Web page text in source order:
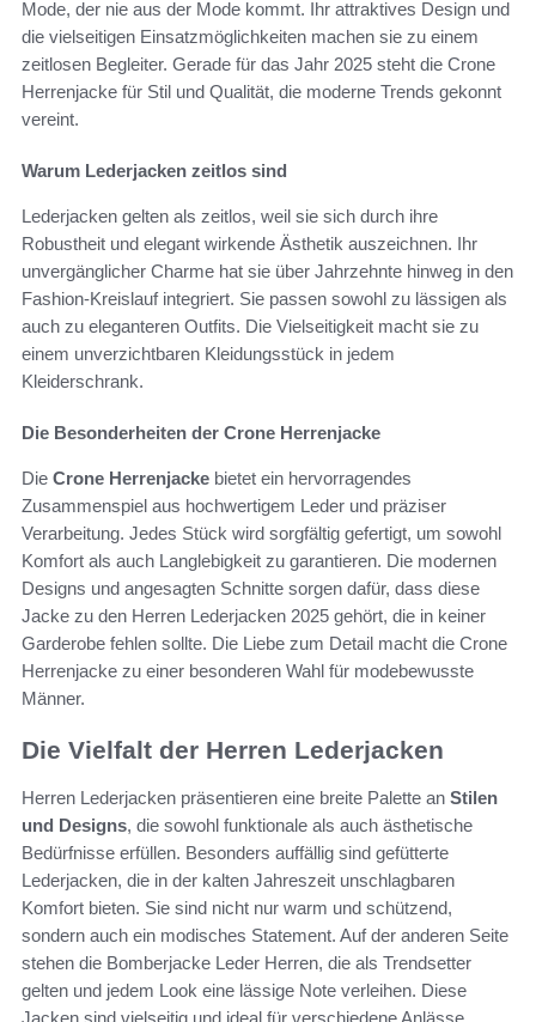
Mode, der nie aus der Mode kommt. Ihr attraktives Design und
die vielseitigen Einsatzmöglichkeiten machen sie zu einem
zeitlosen Begleiter. Gerade für das Jahr 2025 steht die Crone
Herrenjacke für Stil und Qualität, die moderne Trends gekonnt
vereint.
Warum Lederjacken zeitlos sind
Lederjacken gelten als zeitlos, weil sie sich durch ihre
Robustheit und elegant wirkende Ästhetik auszeichnen. Ihr
unvergänglicher Charme hat sie über Jahrzehnte hinweg in den
Fashion-Kreislauf integriert. Sie passen sowohl zu lässigen als
auch zu eleganteren Outfits. Die Vielseitigkeit macht sie zu
einem unverzichtbaren Kleidungsstück in jedem
Kleiderschrank.
Die Besonderheiten der Crone Herrenjacke
Die Crone Herrenjacke bietet ein hervorragendes
Zusammenspiel aus hochwertigem Leder und präziser
Verarbeitung. Jedes Stück wird sorgfältig gefertigt, um sowohl
Komfort als auch Langlebigkeit zu garantieren. Die modernen
Designs und angesagten Schnitte sorgen dafür, dass diese
Jacke zu den Herren Lederjacken 2025 gehört, die in keiner
Garderobe fehlen sollte. Die Liebe zum Detail macht die Crone
Herrenjacke zu einer besonderen Wahl für modebewusste
Männer.
Die Vielfalt der Herren Lederjacken
Herren Lederjacken präsentieren eine breite Palette an Stilen
und Designs, die sowohl funktionale als auch ästhetische
Bedürfnisse erfüllen. Besonders auffällig sind gefütterte
Lederjacken, die in der kalten Jahreszeit unschlagbaren
Komfort bieten. Sie sind nicht nur warm und schützend,
sondern auch ein modisches Statement. Auf der anderen Seite
stehen die Bomberjacke Leder Herren, die als Trendsetter
gelten und jedem Look eine lässige Note verleihen. Diese